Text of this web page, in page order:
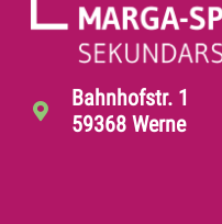
Bahnhofstr. 1
59368 Werne